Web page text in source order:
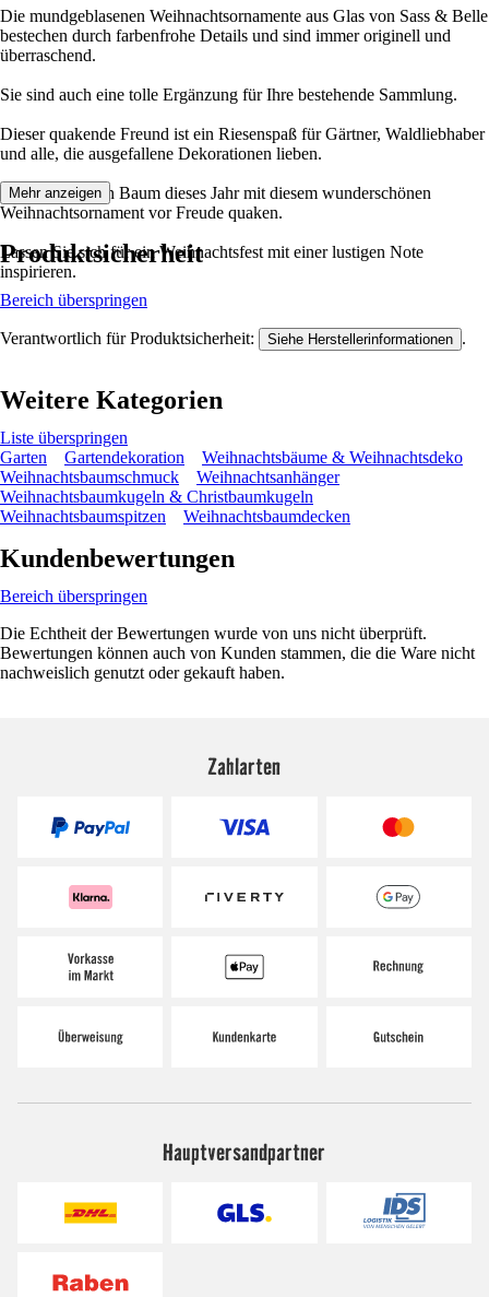
Die mundgeblasenen Weihnachtsornamente aus Glas von Sass & Belle
bestechen durch farbenfrohe Details und sind immer originell und
überraschend.
Sie sind auch eine tolle Ergänzung für Ihre bestehende Sammlung.
Dieser quakende Freund ist ein Riesenspaß für Gärtner, Waldliebhaber
und alle, die ausgefallene Dekorationen lieben.
Lassen Sie Ihren Baum dieses Jahr mit diesem wunderschönen
Weihnachtsornament vor Freude quaken.
Lassen Sie sich für ein Weihnachtsfest mit einer lustigen Note
inspirieren.
Mehr anzeigen
Produktsicherheit
Bereich überspringen
Verantwortlich für Produktsicherheit: Siehe Herstellerinformationen .
Weitere Kategorien
Liste überspringen
Garten
Gartendekoration
Weihnachtsbäume & Weihnachtsdeko
Weihnachtsbaumschmuck
Weihnachtsanhänger
Weihnachtsbaumkugeln & Christbaumkugeln
Weihnachtsbaumspitzen
Weihnachtsbaumdecken
Kundenbewertungen
Bereich überspringen
Die Echtheit der Bewertungen wurde von uns nicht überprüft.
Bewertungen können auch von Kunden stammen, die die Ware nicht
nachweislich genutzt oder gekauft haben.
Zahlarten
Hauptversandpartner